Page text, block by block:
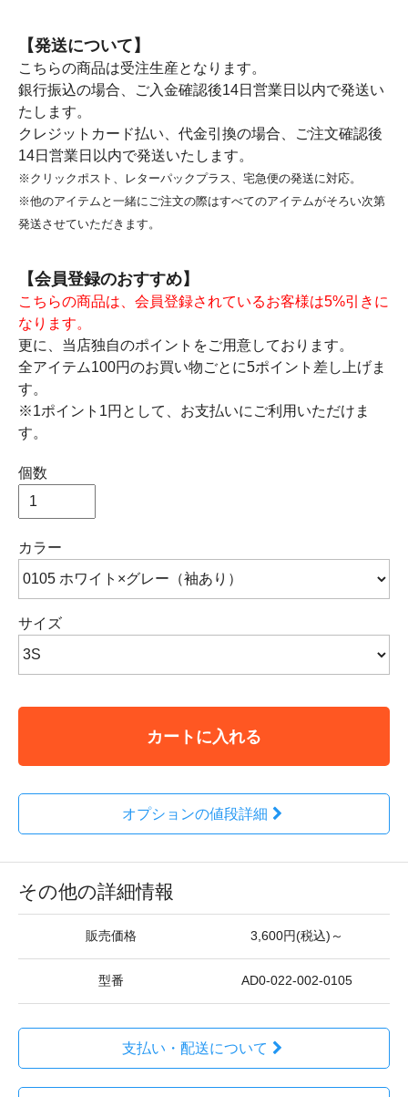
【発送について】
こちらの商品は受注生産となります。
銀行振込の場合、ご入金確認後14日営業日以内で発送い
たします。
クレジットカード払い、代金引換の場合、ご注文確認後
14日営業日以内で発送いたします。
※クリックポスト、レターパックプラス、宅急便の発送に対応。
※他のアイテムと一緒にご注文の際はすべてのアイテムがそろい次第
発送させていただきます。
【会員登録のおすすめ】
こちらの商品は、会員登録されているお客様は5%引きに
なります。
更に、当店独自のポイントをご用意しております。
全アイテム100円のお買い物ごとに5ポイント差し上げま
す。
※1ポイント1円として、お支払いにご利用いただけま
す。
個数
カラー
サイズ
カートに入れる
オプションの値段詳細
その他の詳細情報
販売価格 3,600円(税込)～
型番 AD0-022-002-0105
支払い・配送について